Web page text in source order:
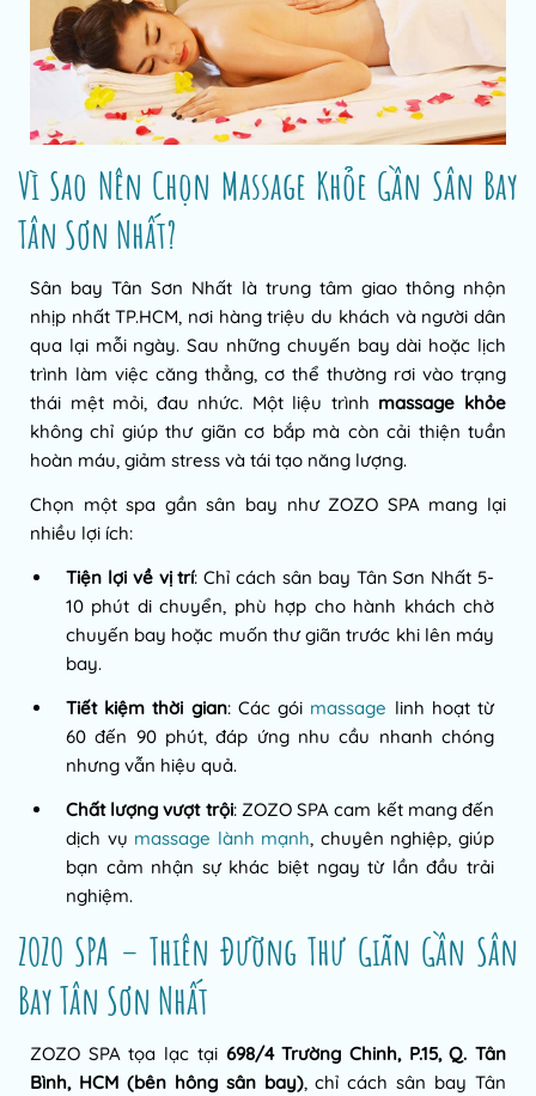
Vì Sao Nên Chọn Massage Khỏe Gần Sân Bay
Tân Sơn Nhất?
Sân bay Tân Sơn Nhất là trung tâm giao thông nhộn
nhịp nhất TP.HCM, nơi hàng triệu du khách và người dân
qua lại mỗi ngày. Sau những chuyến bay dài hoặc lịch
trình làm việc căng thẳng, cơ thể thường rơi vào trạng
thái mệt mỏi, đau nhức. Một liệu trình massage khỏe
không chỉ giúp thư giãn cơ bắp mà còn cải thiện tuần
hoàn máu, giảm stress và tái tạo năng lượng.
Chọn một spa gần sân bay như ZOZO SPA mang lại
nhiều lợi ích:
Tiện lợi về vị trí: Chỉ cách sân bay Tân Sơn Nhất 5-
10 phút di chuyển, phù hợp cho hành khách chờ
chuyến bay hoặc muốn thư giãn trước khi lên máy
bay.
Tiết kiệm thời gian: Các gói massage linh hoạt từ
60 đến 90 phút, đáp ứng nhu cầu nhanh chóng
nhưng vẫn hiệu quả.
Chất lượng vượt trội: ZOZO SPA cam kết mang đến
dịch vụ massage lành mạnh, chuyên nghiệp, giúp
bạn cảm nhận sự khác biệt ngay từ lần đầu trải
nghiệm.
ZOZO SPA – Thiên Đường Thư Giãn Gần Sân
Bay Tân Sơn Nhất
ZOZO SPA tọa lạc tại 698/4 Trường Chinh, P.15, Q. Tân
Bình, HCM (bên hông sân bay), chỉ cách sân bay Tân